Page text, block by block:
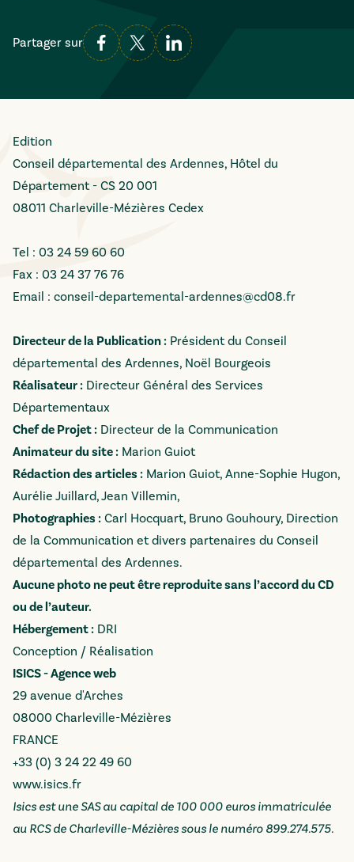
Partager sur
Edition
Conseil départemental des Ardennes, Hôtel du
Département - CS 20 001
08011 Charleville-Mézières Cedex
Tel : 03 24 59 60 60
Fax : 03 24 37 76 76
Email : conseil-departemental-ardennes@cd08.fr
Directeur de la Publication : Président du Conseil
départemental des Ardennes, Noël Bourgeois
Réalisateur : Directeur Général des Services
Départementaux
Chef de Projet : Directeur de la Communication
Animateur du site : Marion Guiot
Rédaction des articles : Marion Guiot, Anne-Sophie Hugon,
Aurélie Juillard, ​​​​Jean Villemin,
Photographies : Carl Hocquart, Bruno Gouhoury, Direction
de la Communication et divers partenaires du Conseil
départemental des Ardennes.
Aucune photo ne peut être reproduite sans l’accord du CD
ou de l’auteur.
Hébergement : DRI
Conception / Réalisation
ISICS - Agence web
29 avenue d'Arches
08000 Charleville-Mézières
FRANCE
+33 (0) 3 24 22 49 60
www.isics.fr
Isics est une SAS au capital de 100 000 euros immatriculée
au RCS de Charleville-Mézières sous le numéro 899.274.575.